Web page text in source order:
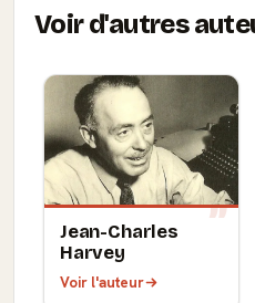
Voir d'autres
Jean-Charles
Harvey
Voir l'auteur